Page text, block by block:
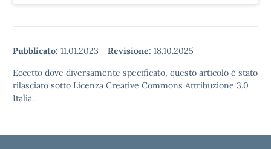
Pubblicato: 11.01.2023 - Revisione: 18.10.2025
Eccetto dove diversamente specificato, questo articolo è stato
rilasciato sotto Licenza Creative Commons Attribuzione 3.0
Italia.